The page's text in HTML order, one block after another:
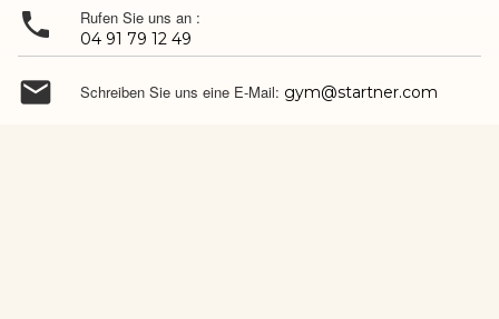
 Rufen Sie uns an :
04 91 79 12 49
 Schreiben Sie uns eine E-Mail: gym@startner.com